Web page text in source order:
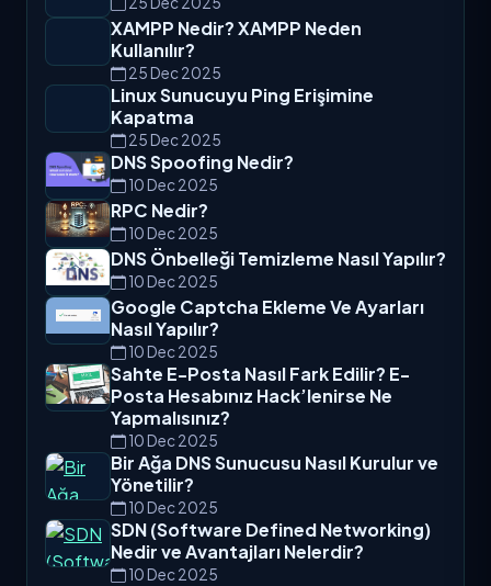
XAMPP Nedir? XAMPP Neden
Kullanılır?
25 Dec 2025
Linux Sunucuyu Ping Erişimine
Kapatma
25 Dec 2025
DNS Spoofing Nedir?
10 Dec 2025
RPC Nedir?
10 Dec 2025
DNS Önbelleği Temizleme Nasıl Yapılır?
10 Dec 2025
Google Captcha Ekleme Ve Ayarları
Nasıl Yapılır?
10 Dec 2025
Sahte E-Posta Nasıl Fark Edilir? E-
Posta Hesabınız Hack’lenirse Ne
Yapmalısınız?
10 Dec 2025
Bir Ağa DNS Sunucusu Nasıl Kurulur ve
Yönetilir?
10 Dec 2025
SDN (Software Defined Networking)
Nedir ve Avantajları Nelerdir?
10 Dec 2025